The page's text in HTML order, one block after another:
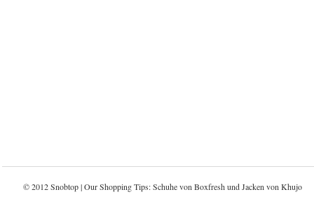
© 2012 Snobtop | Our Shopping Tips: Schuhe von Boxfresh und Jacken von Khujo